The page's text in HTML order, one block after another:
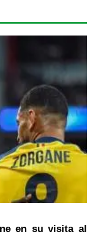
en su visita al